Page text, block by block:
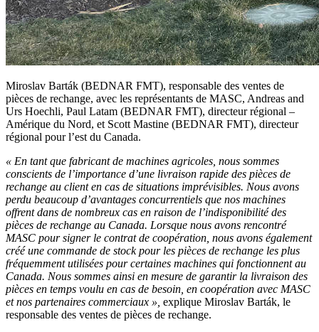
Miroslav Barták (BEDNAR FMT), responsable des ventes de
pièces de rechange, avec les représentants de MASC, Andreas and
Urs Hoechli, Paul Latam (BEDNAR FMT), directeur régional –
Amérique du Nord, et Scott Mastine (BEDNAR FMT), directeur
régional pour l’est du Canada.
« En tant que fabricant de machines agricoles, nous sommes
conscients de l’importance d’une livraison rapide des pièces de
rechange au client en cas de situations imprévisibles. Nous avons
perdu beaucoup d’avantages concurrentiels que nos machines
offrent dans de nombreux cas en raison de l’indisponibilité des
pièces de rechange au Canada. Lorsque nous avons rencontré
MASC pour signer le contrat de coopération, nous avons également
créé une commande de stock pour les pièces de rechange les plus
fréquemment utilisées pour certaines machines qui fonctionnent au
Canada. Nous sommes ainsi en mesure de garantir la livraison des
pièces en temps voulu en cas de besoin, en coopération avec MASC
et nos partenaires commerciaux », explique Miroslav Barták, le
responsable des ventes de pièces de rechange.